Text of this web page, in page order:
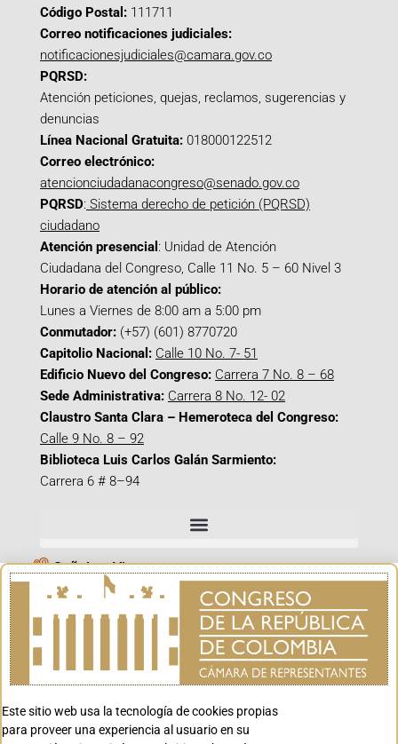
Código Postal: 111711
Correo notificaciones judiciales:
notificacionesjudiciales@camara.gov.co
PQRSD:
Atención peticiones, quejas, reclamos, sugerencias y
denuncias
Línea Nacional Gratuita: 018000122512
Correo electrónico:
atencionciudadanacongreso@senado.gov.co
PQRSD: Sistema derecho de petición (PQRSD)
ciudadano
Atención presencial : Unidad de Atención
Ciudadana del Congreso, Calle 11 No. 5 – 60 Nivel 3
Horario de atención al público:
Lunes a Viernes de 8:00 am a 5:00 pm
Conmutador: (+57) (601) 8770720
Capitolio Nacional: Calle 10 No. 7- 51
Edificio Nuevo del Congreso: Carrera 7 No. 8 – 68
Sede Administrativa: Carrera 8 No. 12- 02
Claustro Santa Clara – Hemeroteca del Congreso:
Calle 9 No. 8 – 92
Biblioteca Luis Carlos Galán Sarmiento:
Carrera 6 # 8–94
Señal en Vivo
Facebook_@CamaraColombia
Instagram_@CamaraColombia
X_@CamaraColombia
Youtube_@CamaraColombia
Tiktok_@CamaraColombia
Youtube_@CanalCongreso
Este sitio web usa la tecnología de cookies propias
para proveer una experiencia al usuario en su